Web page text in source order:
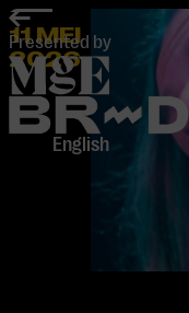
Presented by
home
English
11 MEI
2026-